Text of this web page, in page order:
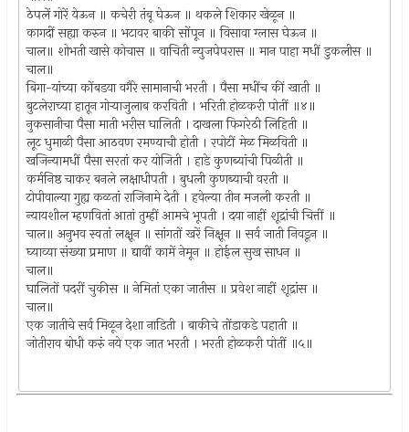
ठेपलें गोरें येऊन ॥ कचेरी तंबू घेऊन ॥ थकले शिकार खेळून ॥
कागदीं सह्या करुन ॥ भटावर बाकी सोंपून ॥ विसावा ग्लास घेऊन ॥
चाल॥ शोभती खासे कोचास ॥ वाचिती न्युजपेपरास ॥ मान पाहा मधीं डुकलीस ॥
चाल॥
बिगा-यांच्या कोंबडया वगैरे सामानाची भरती । पैसा मधींच कीं खाती ॥
बुटलेराच्या हातून गोर्‍याजुलाब करविती । भरिती होळकरी पोतीं ॥४॥
नुकसानीचा पैसा माती भरीस घालिती । दाखला फिगरेठी लिहिती ॥
लूट धुमाळी पैसा आठवण रमण्याची होती । रपोटीं मेळ मिळविती ॥
खजिन्यामधीं पैसा सरतां कर योजिती । हाडे कुणब्यांची पिळीती ॥
कर्मनिष्ठ चाकर बनले लक्षाधीपती । बुधली कुणब्याची वरती ॥
टोपीवाल्या गुह्य कळतां राजिनामे देती । हवेल्या तीन मजली करती ॥
न्यायशील म्हणवितां आतां तुम्हीं आमचे भूपती । दया नाहीं शूद्रांची चित्तीं ॥
चाल॥ अनुभव स्वतां लक्षून ॥ सांगतों खरें निक्षून ॥ सर्व जाती निवडून ॥
घ्याव्या संख्या प्रमाण ॥ द्यावीं कामें नेमून ॥ होईल सुख साधन ॥
चाल॥
घालितों पदरीं चुकीस ॥ नेमितां एका जातीस ॥ प्रवेश नाहीं शूद्रांस ॥
चाल॥
एक जातीचे सर्व मिळून देशा नाडिती । बाकीचे तोंडाकडे पहाती ॥
जोतीराव बोधी करुं नये एक जात भरती । भरती होळकरी पोतीं ॥५॥